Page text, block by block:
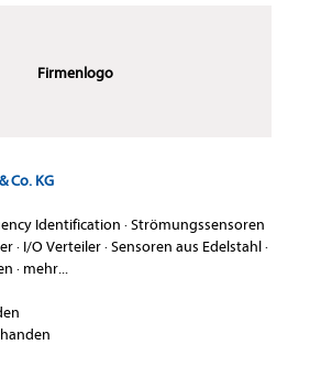
Firmenlogo
Co. KG
Identification ·Strömungssensoren
· I/O Verteiler·Sensoren aus Edelstahl·
· mehr...